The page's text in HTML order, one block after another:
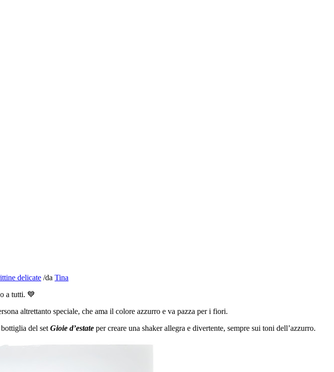
delicate /da Tina
a tutti. 💙
altrettanto speciale, che ama il colore azzurro e va pazza per i fiori.
del set Gioie d’estateper creare una shaker allegra e divertente, sempre sui toni dell’azzurro.